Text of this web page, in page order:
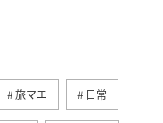
旅マエ 日常